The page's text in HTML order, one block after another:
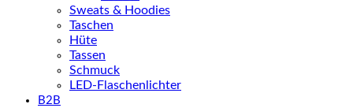
Sweats & Hoodies
Taschen
Hüte
Tassen
Schmuck
LED-Flaschenlichter
B2B